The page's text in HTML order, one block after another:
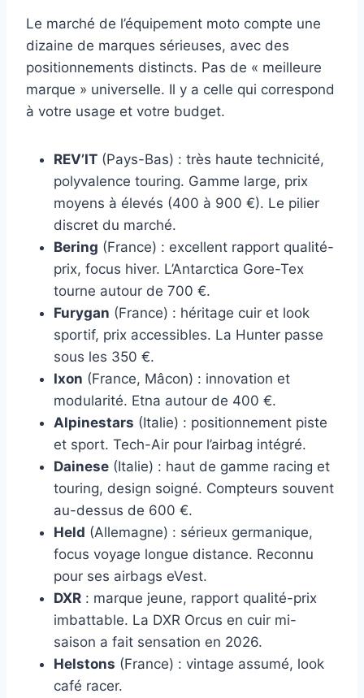
Le marché de l’équipement moto compte une
dizaine de marques sérieuses, avec des
positionnements distincts. Pas de « meilleure
marque » universelle. Il y a celle qui correspond
à votre usage et votre budget.
REV’IT (Pays-Bas) : très haute technicité,
polyvalence touring. Gamme large, prix
moyens à élevés (400 à 900 €). Le pilier
discret du marché.
Bering (France) : excellent rapport qualité-
prix, focus hiver. L’Antarctica Gore-Tex
tourne autour de 700 €.
Furygan (France) : héritage cuir et look
sportif, prix accessibles. La Hunter passe
sous les 350 €.
Ixon (France, Mâcon) : innovation et
modularité. Etna autour de 400 €.
Alpinestars (Italie) : positionnement piste
et sport. Tech-Air pour l’airbag intégré.
Dainese (Italie) : haut de gamme racing et
touring, design soigné. Compteurs souvent
au-dessus de 600 €.
Held (Allemagne) : sérieux germanique,
focus voyage longue distance. Reconnu
pour ses airbags eVest.
DXR : marque jeune, rapport qualité-prix
imbattable. La DXR Orcus en cuir mi-
saison a fait sensation en 2026.
Helstons (France) : vintage assumé, look
café racer.